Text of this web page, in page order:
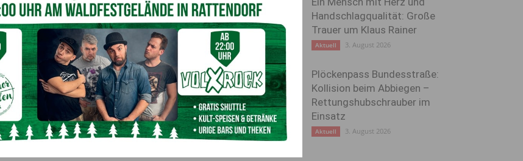
Handschlagqualität: Große
Trauer um Klaus Rainer
Aktuell 3. August 2026
Plöckenpass Bundesstraße:
Kollision beim Abbiegen –
Rettungshubschrauber im
Einsatz
Aktuell 3. August 2026